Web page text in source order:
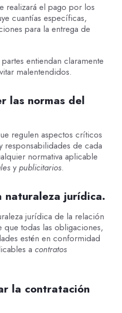
realizará el pago por los
cuantías específicas,
para la entrega de
entiendan claramente
malentendidos.
las normas del
regulen aspectos críticos
de cada
normativa aplicable
ypublicitarios.
naturaleza jurídica.
jurídica de la relación
que todas las obligaciones,
estén en conformidad
a contratos
la contratación